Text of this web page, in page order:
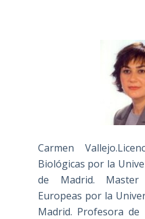
Carmen
Biológicas por la
de Madrid. Master
Europeas por la
Madrid. Profesora de